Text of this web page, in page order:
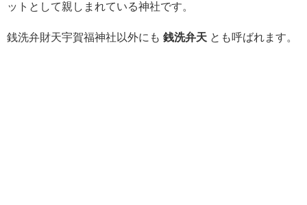
ットとして親しまれている神社です。
銭洗弁財天宇賀福神社以外にも 銭洗弁天 とも呼ばれます。